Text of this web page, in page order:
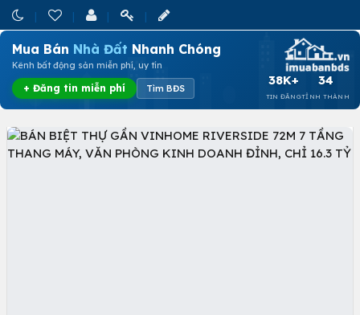
Mua Bán Nhà Đất Nhanh Chóng
Kênh bất động sản miễn phí, uy tín
+ Đăng tin miễn phí Tìm BĐS
38K+
TIN ĐĂNG
34
TỈNH THÀNH